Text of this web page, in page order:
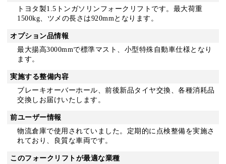
トヨタ製1.5トンガソリンフォークリフトです。最大荷重
1500kg、ツメの長さは920mmとなります。
オプション品情報
最大揚高3000mmで標準マスト、小型特殊自動車仕様となり
ます。
実施する整備内容
ブレーキオーバーホール、前後新品タイヤ交換、各種消耗品
交換しお届けいたします。
前ユーザー情報
物流倉庫で使用されていました。定期的に点検整備を実施さ
れており、良質な車両です。
このフォークリフトが最適な業種